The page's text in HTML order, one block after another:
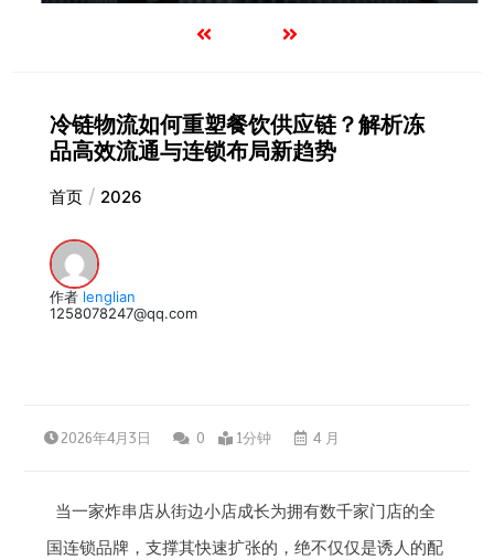
冷链物流如何重塑餐饮供应链？解析冻
品高效流通与连锁布局新趋势
首页 2026
作者 lenglian
1258078247@qq.com
2026年4月3日 0 1分钟 4 月
当一家炸串店从街边小店成长为拥有数千家门店的全
国连锁品牌，支撑其快速扩张的，绝不仅仅是诱人的配